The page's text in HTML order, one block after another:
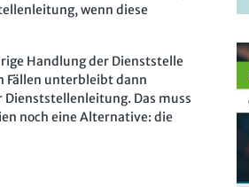
wenn diese
Handlung der Dienststelle
Fällen unterbleibt dann
Das muss
noch eine Alternative: die